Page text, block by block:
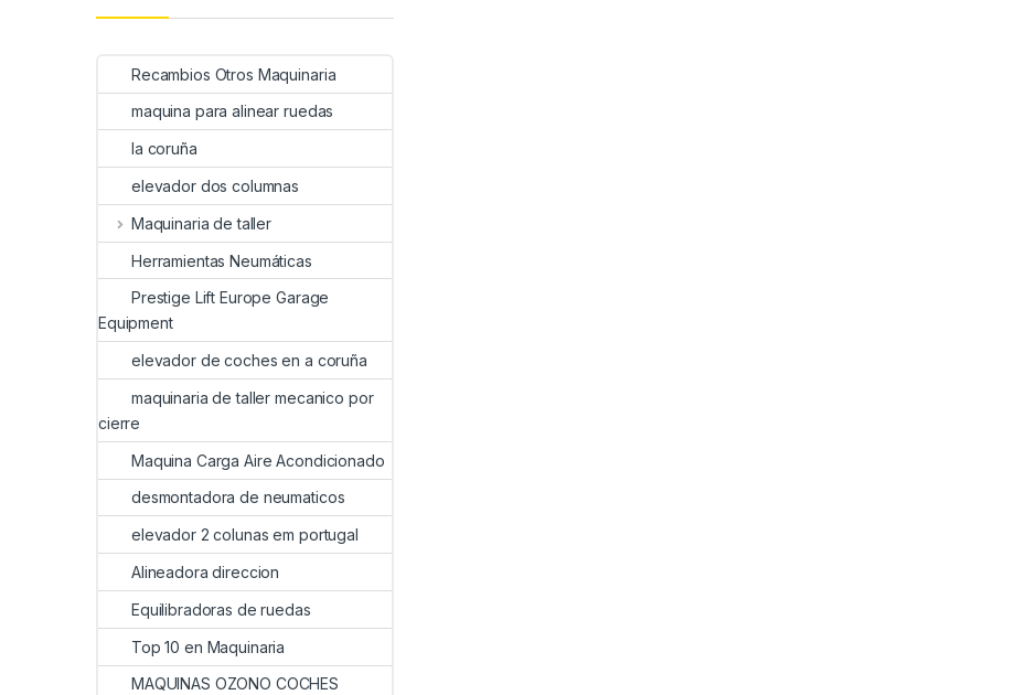
Recambios Otros Maquinaria
maquina para alinear ruedas
la coruña
elevador dos columnas
Maquinaria de taller
Herramientas Neumáticas
Prestige Lift Europe Garage
Equipment
elevador de coches en a coruña
maquinaria de taller mecanico por
cierre
Maquina Carga Aire Acondicionado
desmontadora de neumaticos
elevador 2 colunas em portugal
Alineadora direccion
Equilibradoras de ruedas
Top 10 en Maquinaria
MAQUINAS OZONO COCHES